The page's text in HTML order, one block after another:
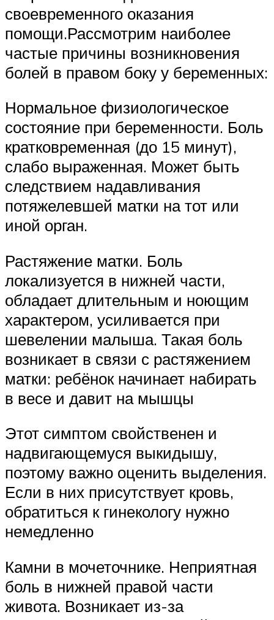
своевременного оказания
помощи.Рассмотрим наиболее
частые причины возникновения
болей в правом боку у беременных:
Нормальное физиологическое
состояние при беременности. Боль
кратковременная (до 15 минут),
слабо выраженная. Может быть
следствием надавливания
потяжелевшей матки на тот или
иной орган.
Растяжение матки. Боль
локализуется в нижней части,
обладает длительным и ноющим
характером, усиливается при
шевелении малыша. Такая боль
возникает в связи с растяжением
матки: ребёнок начинает набирать
в весе и давит на мышцы
Этот симптом свойственен и
надвигающемуся выкидышу,
поэтому важно оценить выделения.
Если в них присутствует кровь,
обратиться к гинекологу нужно
немедленно
Камни в мочеточнике. Неприятная
боль в нижней правой части
живота. Возникает из-за